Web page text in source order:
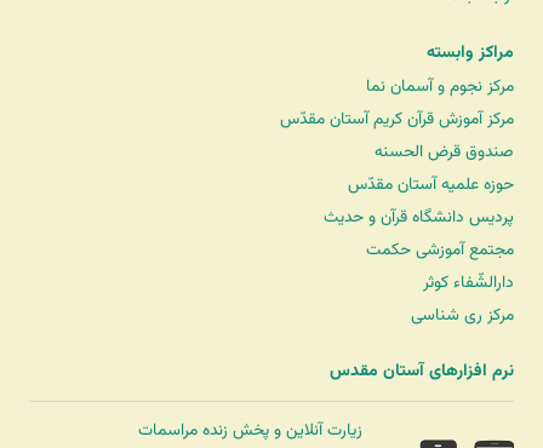
مراکز وابسته
مرکز نجوم و آسمان نما
مرکز آموزش قرآن کریم آستان مقدّس
صندوق قرض الحسنه
حوزه علمیه آستان مقدّس
پردیس دانشگاه قرآن و حدیث
مجتمع آموزشی حکمت
دارالشّفاء کوثر
مرکز ری شناسی
نرم افزارهای آستان مقدس
زیارت آنلاین و پخش زنده مراسمات